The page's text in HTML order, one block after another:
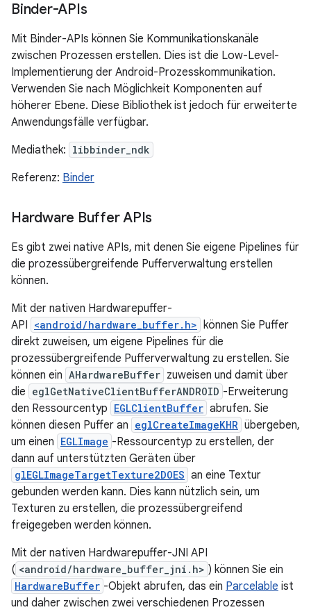
Binder-APIs
Mit Binder-APIs können Sie Kommunikationskanäle
zwischen Prozessen erstellen. Dies ist die Low-Level-
Implementierung der Android-Prozesskommunikation.
Verwenden Sie nach Möglichkeit Komponenten auf
höherer Ebene. Diese Bibliothek ist jedoch für erweiterte
Anwendungsfälle verfügbar.
Mediathek: libbinder_ndk
Referenz: Binder
Hardware Buffer APIs
Es gibt zwei native APIs, mit denen Sie eigene Pipelines für
die prozessübergreifende Pufferverwaltung erstellen
können.
Mit der nativen Hardwarepuffer-
API <android/hardware_buffer.h> können Sie Puffer
direkt zuweisen, um eigene Pipelines für die
prozessübergreifende Pufferverwaltung zu erstellen. Sie
können ein AHardwareBuffer zuweisen und damit über
die eglGetNativeClientBufferANDROID -Erweiterung
den Ressourcentyp EGLClientBuffer abrufen. Sie
können diesen Puffer an eglCreateImageKHR übergeben,
um einen EGLImage -Ressourcentyp zu erstellen, der
dann auf unterstützten Geräten über
glEGLImageTargetTexture2DOES an eine Textur
gebunden werden kann. Dies kann nützlich sein, um
Texturen zu erstellen, die prozessübergreifend
freigegeben werden können.
Mit der nativen Hardwarepuffer-JNI API
( <android/hardware_buffer_jni.h> ) können Sie ein
HardwareBuffer -Objekt abrufen, das ein Parcelable ist
und daher zwischen zwei verschiedenen Prozessen